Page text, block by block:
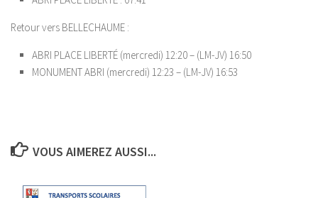
Retour vers BELLECHAUME :
ABRI PLACE LIBERTÉ (mercredi) 12:20 – (LM-JV) 16:50
MONUMENT ABRI (mercredi) 12:23 – (LM-JV) 16:53
VOUS AIMEREZ AUSSI...